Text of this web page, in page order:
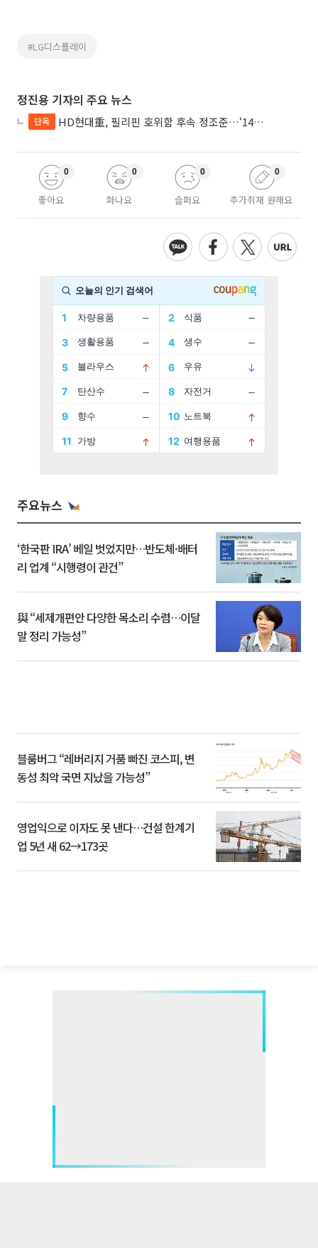
#LG디스플레이
정진용 기자의 주요 뉴스
단독 HD현대重, 필리핀 호위함 후속 정조준…‘14척+α’ 싹쓸이 노린다
좋아요
0
화나요
0
슬퍼요
0
추가취재 원해요
0
주요뉴스
‘한국판 IRA’ 베일 벗었지만…반도체·배터
리 업계 “시행령이 관건”
與 “세제개편안 다양한 목소리 수렴…이달
말 정리 가능성”
블룸버그 “레버리지 거품 빠진 코스피, 변
동성 최악 국면 지났을 가능성”
영업익으로 이자도 못 낸다…건설 한계기
업 5년 새 62→173곳